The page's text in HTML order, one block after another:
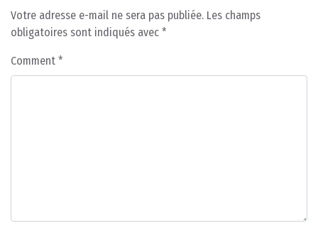
Votre adresse e-mail ne sera pas publiée. Les champs
obligatoires sont indiqués avec *
Comment *